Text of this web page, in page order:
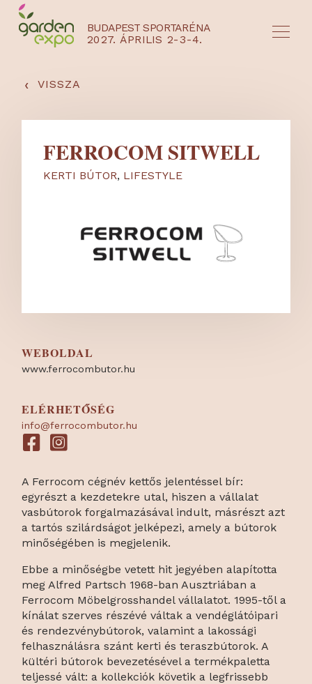
BUDAPEST SPORTARÉNA
2027. ÁPRILIS 2-3-4.
‹ VISSZA
FERROCOM SITWELL
KERTI BÚTOR, LIFESTYLE
WEBOLDAL
www.ferrocombutor.hu
ELÉRHETŐSÉG
info@ferrocombutor.hu
A Ferrocom cégnév kettős jelentéssel bír:
egyrészt a kezdetekre utal, hiszen a vállalat
vasbútorok forgalmazásával indult, másrészt azt
a tartós szilárdságot jelképezi, amely a bútorok
minőségében is megjelenik.
Ebbe a minőségbe vetett hit jegyében alapította
meg Alfred Partsch 1968-ban Ausztriában a
Ferrocom Möbelgrosshandel vállalatot. 1995-től a
kínálat szerves részévé váltak a vendéglátóipari
és rendezvénybútorok, valamint a lakossági
felhasználásra szánt kerti és teraszbútorok. A
kültéri bútorok bevezetésével a termékpaletta
teljessé vált: a kollekciók követik a legfrissebb